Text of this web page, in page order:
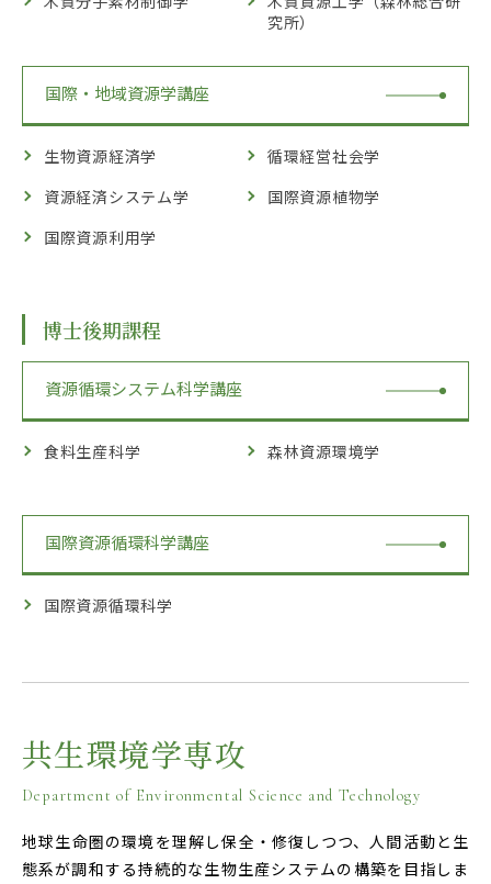
究所）
国際・地域資源学講座
生物資源経済学
循環経営社会学
資源経済システム学
国際資源植物学
国際資源利用学
博士後期課程
資源循環システム科学講座
食料生産科学 森林資源環境学
国際資源循環科学講座
国際資源循環科学
共生環境学専攻
Department of Environmental Science and Technology
地球生命圏の環境を理解し保全・修復しつつ、人間活動と生
態系が調和する持続的な生物生産システムの構築を目指しま